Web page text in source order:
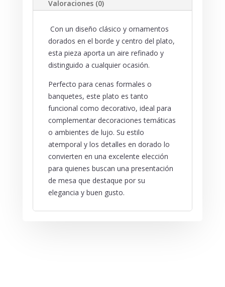
Valoraciones (0)
Con un diseño clásico y ornamentos
dorados en el borde y centro del plato,
esta pieza aporta un aire refinado y
distinguido a cualquier ocasión.
Perfecto para cenas formales o
banquetes, este plato es tanto
funcional como decorativo, ideal para
complementar decoraciones temáticas
o ambientes de lujo. Su estilo
atemporal y los detalles en dorado lo
convierten en una excelente elección
para quienes buscan una presentación
de mesa que destaque por su
elegancia y buen gusto.